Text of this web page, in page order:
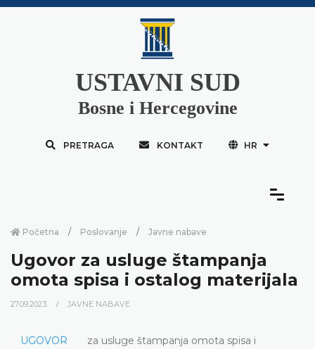
USTAVNI SUD
Bosne i Hercegovine
PRETRAGA KONTAKT HR
Početna Poslovanje Javne nabave
Ugovor za usluge štampanja
omota spisa i ostalog materijala
27.09.2023. JAVNE NABAVE
UGOVOR
za usluge štampanja omota spisa i